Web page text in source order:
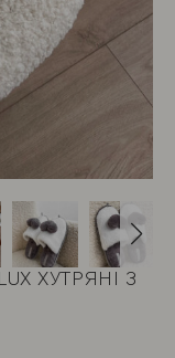
ХУТРЯНI З